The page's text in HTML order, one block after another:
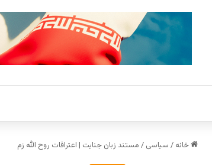
خانه / سیاسی / مستند زبان جنایت | اعترافات روح الله زم